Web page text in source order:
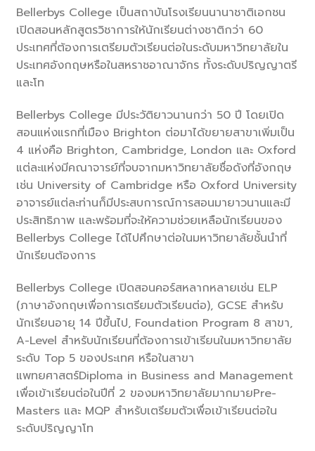
Bellerbys College เป็นสถาบันโรงเรียนนานาชาติเอกชน
เปิดสอนหลักสูตรวิชาการให้นักเรียนต่างชาติกว่า 60
ประเทศที่ต้องการเตรียมตัวเรียนต่อในระดับมหาวิทยาลัยใน
ประเทศอังกฤษหรือในสหราชอาณาจักร ทั้งระดับปริญญาตรี
และโท
Bellerbys College มีประวัติยาวนานกว่า 50 ปี โดยเปิด
สอนแห่งแรกที่เมือง Brighton ต่อมาได้ขยายสาขาเพิ่มเป็น
4 แห่งคือ Brighton, Cambridge, London และ Oxford
แต่ละแห่งมีคณาจารย์ที่จบจากมหาวิทยาลัยชื่อดังที่อังกฤษ
เช่น University of Cambridge หรือ Oxford University
อาจารย์แต่ละท่านก็มีประสบการณ์การสอนมายาวนานและมี
ประสิทธิภาพ และพร้อมที่จะให้ความช่วยเหลือนักเรียนของ
Bellerbys College ได้ไปศึกษาต่อในมหาวิทยาลัยชั้นนำที่
นักเรียนต้องการ
Bellerbys College เปิดสอนคอร์สหลากหลายเช่น ELP
(ภาษาอังกฤษเพื่อการเตรียมตัวเรียนต่อ), GCSE สำหรับ
นักเรียนอายุ 14 ปีขึ้นไป, Foundation Program 8 สาขา,
A-Level สำหรับนักเรียนที่ต้องการเข้าเรียนในมหาวิทยาลัย
ระดับ Top 5 ของประเทศ หรือในสาขา
แพทยศาสตร์Diploma in Business and Management
เพื่อเข้าเรียนต่อในปีที่ 2 ของมหาวิทยาลัยมากมายPre-
Masters และ MQP สำหรับเตรียมตัวเพื่อเข้าเรียนต่อใน
ระดับปริญญาโท